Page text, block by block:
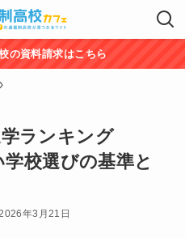
の資料請求はこちら
ランキング
校選びの基準と
年3月21日